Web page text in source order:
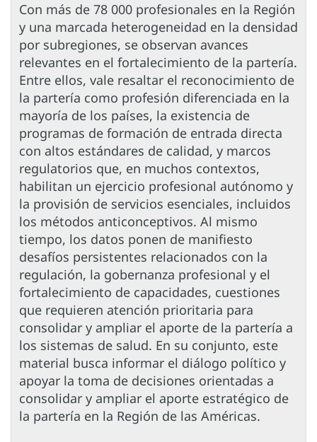
Con más de 78 000 profesionales en la Región
y una marcada heterogeneidad en la densidad
por subregiones, se observan avances
relevantes en el fortalecimiento de la partería.
Entre ellos, vale resaltar el reconocimiento de
la partería como profesión diferenciada en la
mayoría de los países, la existencia de
programas de formación de entrada directa
con altos estándares de calidad, y marcos
regulatorios que, en muchos contextos,
habilitan un ejercicio profesional autónomo y
la provisión de servicios esenciales, incluidos
los métodos anticonceptivos. Al mismo
tiempo, los datos ponen de manifiesto
desafíos persistentes relacionados con la
regulación, la gobernanza profesional y el
fortalecimiento de capacidades, cuestiones
que requieren atención prioritaria para
consolidar y ampliar el aporte de la partería a
los sistemas de salud. En su conjunto, este
material busca informar el diálogo político y
apoyar la toma de decisiones orientadas a
consolidar y ampliar el aporte estratégico de
la partería en la Región de las Américas.